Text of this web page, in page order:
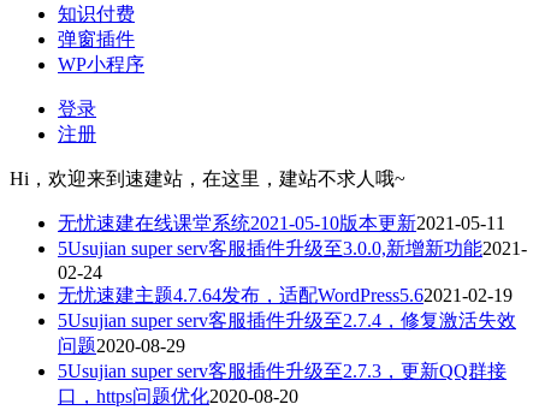
知识付费
弹窗插件
WP小程序
登录
注册
Hi，欢迎来到速建站，在这里，建站不求人哦~
无忧速建在线课堂系统2021-05-10版本更新2021-05-11
5Usujian super serv客服插件升级至3.0.0,新增新功能2021-
02-24
无忧速建主题4.7.64发布，适配WordPress5.62021-02-19
5Usujian super serv客服插件升级至2.7.4，修复激活失效
问题2020-08-29
5Usujian super serv客服插件升级至2.7.3，更新QQ群接
口，https问题优化2020-08-20